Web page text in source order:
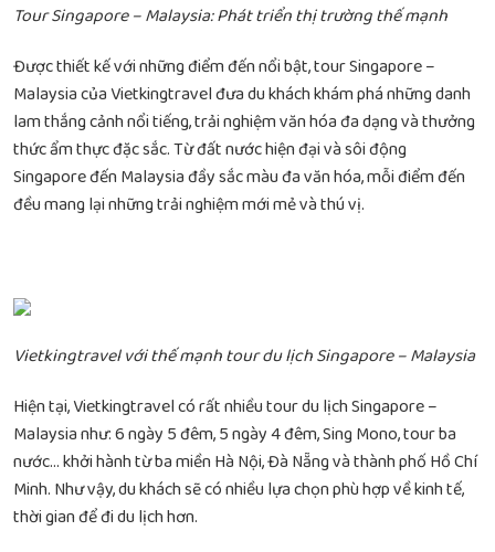
Tour Singapore – Malaysia: Phát triển thị trường thế mạnh
Được thiết kế với những điểm đến nổi bật, tour Singapore –
Malaysia của Vietkingtravel đưa du khách khám phá những danh
lam thắng cảnh nổi tiếng, trải nghiệm văn hóa đa dạng và thưởng
thức ẩm thực đặc sắc. Từ đất nước hiện đại và sôi động
Singapore đến Malaysia đầy sắc màu đa văn hóa, mỗi điểm đến
đều mang lại những trải nghiệm mới mẻ và thú vị.
Vietkingtravel với thế mạnh tour du lịch Singapore – Malaysia
Hiện tại, Vietkingtravel có rất nhiều tour du lịch Singapore –
Malaysia như: 6 ngày 5 đêm, 5 ngày 4 đêm, Sing Mono, tour ba
nước… khởi hành từ ba miền Hà Nội, Đà Nẵng và thành phố Hồ Chí
Minh. Như vậy, du khách sẽ có nhiều lựa chọn phù hợp về kinh tế,
thời gian để đi du lịch hơn.